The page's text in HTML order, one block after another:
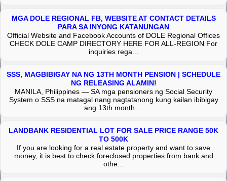
MGA DOLE REGIONAL FB, WEBSITE AT CONTACT DETAILS
PARA SA INYONG KATANUNGAN
Official Website and Facebook Accounts of DOLE Regional Offices
CHECK DOLE CAMP DIRECTORY HERE FOR ALL-REGION For
inquiries rega...
SSS, MAGBIBIGAY NA NG 13TH MONTH PENSION | SCHEDULE
NG RELEASING ALAMIN!
MANILA, Philippines — SA mga pensioners ng Social Security
System o SSS na matagal nang nagtatanong kung kailan ibibigay
ang 13th month ...
LANDBANK RESIDENTIAL LOT FOR SALE PRICE RANGE 50K
TO 500K
If you are looking for a real estate property and want to save
money, it is best to check foreclosed properties from bank and
othe...